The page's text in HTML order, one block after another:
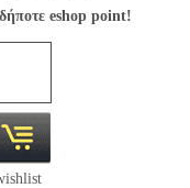
eshop point!